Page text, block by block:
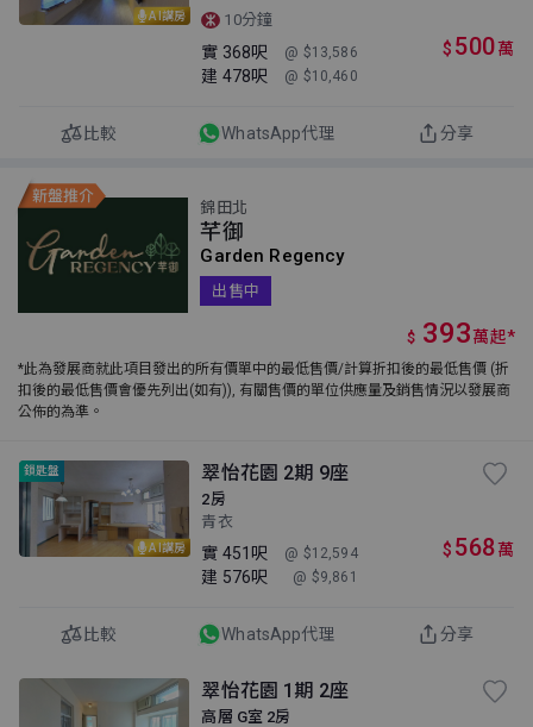
AI講房
10分鐘
實 368呎 @ $13,586
建 478呎 @ $10,460
$ 500萬
比較 WhatsApp代理 分享
錦田北
芊御
Garden Regency
出售中
$ 393萬起*
*此為發展商就此項目發出的所有價單中的最低售價/計算折扣後的最低售價 (折
扣後的最低售價會優先列出(如有)), 有關售價的單位供應量及銷售情況以發展商
公佈的為準。
AI講房
鎖匙盤 翠怡花園 2期 9座
2房
青衣
實 451呎 @ $12,594
建 576呎 @ $9,861
$ 568萬
比較 WhatsApp代理 分享
翠怡花園 1期 2座
高層 G室 2房